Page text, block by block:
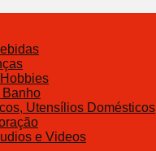
Banho
Utensílios Domésticos
e Videos